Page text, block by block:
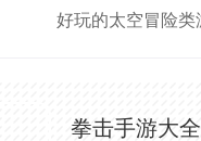
好玩的太空冒险类
拳击手游大全